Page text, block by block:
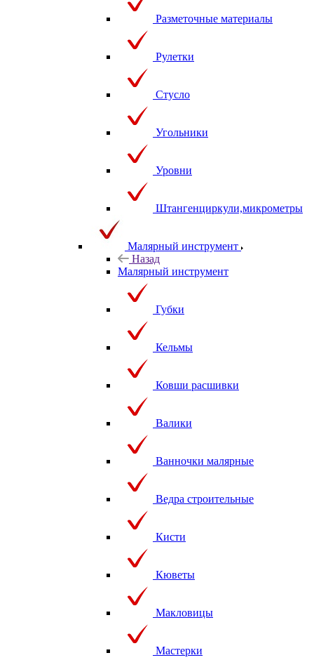
Разметочные материалы
Рулетки
Стусло
Угольники
Уровни
Штангенциркули,микрометры
Малярный инструмент
Назад
Малярный инструмент
Губки
Кельмы
Ковши расшивки
Валики
Ванночки малярные
Ведра строительные
Кисти
Кюветы
Макловицы
Мастерки